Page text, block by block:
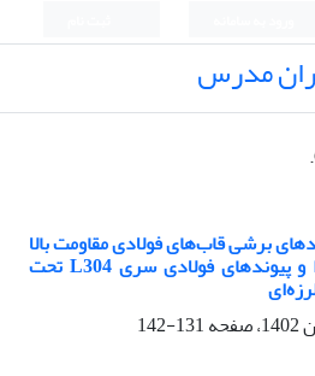
مدرس
برشی قاب‌های فولادی مقاومت بالا
مجهز به مهاربندهای واگرا و پیوندهای فولادی سری L304 تحت
131-142